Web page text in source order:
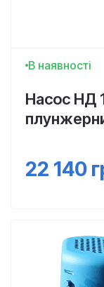
В наявності
Насос НД
22 140